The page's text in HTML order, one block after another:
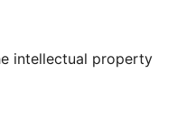
intellectual property